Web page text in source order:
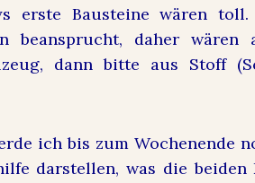
erste Bausteine wären
beansprucht, daher wären
dann bitte aus Stoff
ich bis zum Wochenende
darstellen, was die beiden